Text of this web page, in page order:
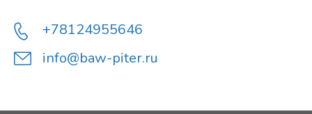
+78124955646
info@baw-piter.ru